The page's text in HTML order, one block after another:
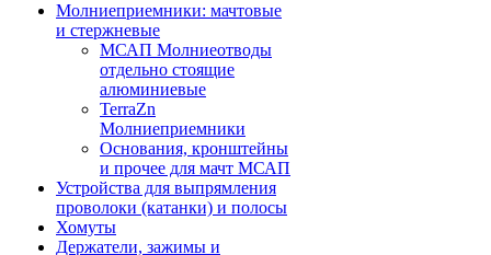
Молниеприемники: мачтовые
и стержневые
МСАП Молниеотводы
отдельно стоящие
алюминиевые
TerraZn
Молниеприемники
Основания, кронштейны
и прочее для мачт МСАП
Устройства для выпрямления
проволоки (катанки) и полосы
Хомуты
Держатели, зажимы и